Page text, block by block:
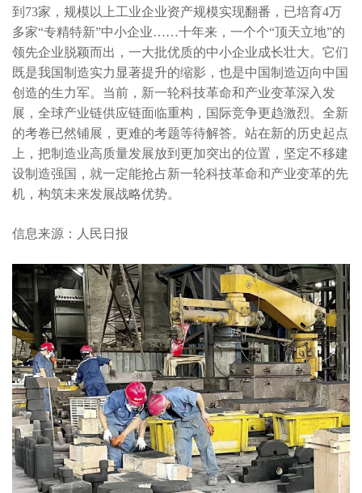
到73家，规模以上工业企业资产规模实现翻番，已培育4万
多家“专精特新”中小企业……十年来，一个个“顶天立地”的
领先企业脱颖而出，一大批优质的中小企业成长壮大。它们
既是我国制造实力显著提升的缩影，也是中国制造迈向中国
创造的生力军。当前，新一轮科技革命和产业变革深入发
展，全球产业链供应链面临重构，国际竞争更趋激烈。全新
的考卷已然铺展，更难的考题等待解答。站在新的历史起点
上，把制造业高质量发展放到更加突出的位置，坚定不移建
设制造强国，就一定能抢占新一轮科技革命和产业变革的先
机，构筑未来发展战略优势。
信息来源：人民日报